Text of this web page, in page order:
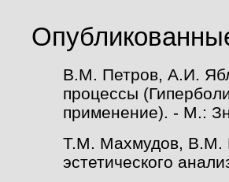
В.М. Петров, А.И.
процессы
применение). - М.:
Т.М. Махмудов, В.М.
эстетического